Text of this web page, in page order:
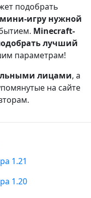
подобрать
мини-игру нужной
Minecraft-
лучший
параметрам!
лицами, а
на сайте
1.21
1.20